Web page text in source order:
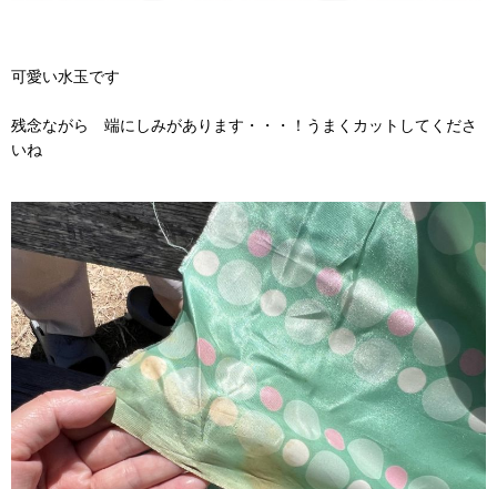
可愛い水玉です
残念ながら 端にしみがあります・・・！うまくカットしてくださ
いね